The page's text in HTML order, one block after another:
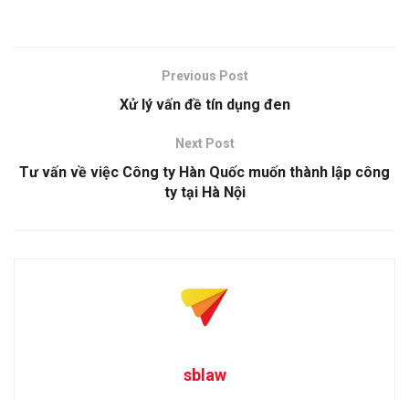
Previous Post
Xử lý vấn đề tín dụng đen
Next Post
Tư vấn về việc Công ty Hàn Quốc muốn thành lập công
ty tại Hà Nội
sblaw